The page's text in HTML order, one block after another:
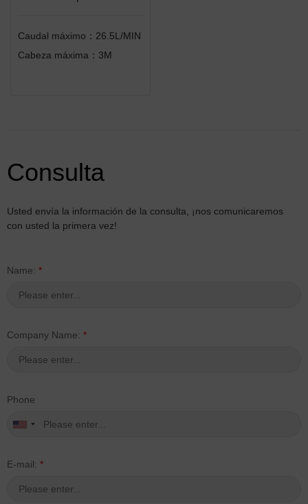
Caudal máximo：26.5L/MIN
Cabeza máxima：3M
Consulta
Usted envía la información de la consulta, ¡nos comunicaremos
con usted la primera vez!
Name: *
Company Name: *
Phone
E-mail: *